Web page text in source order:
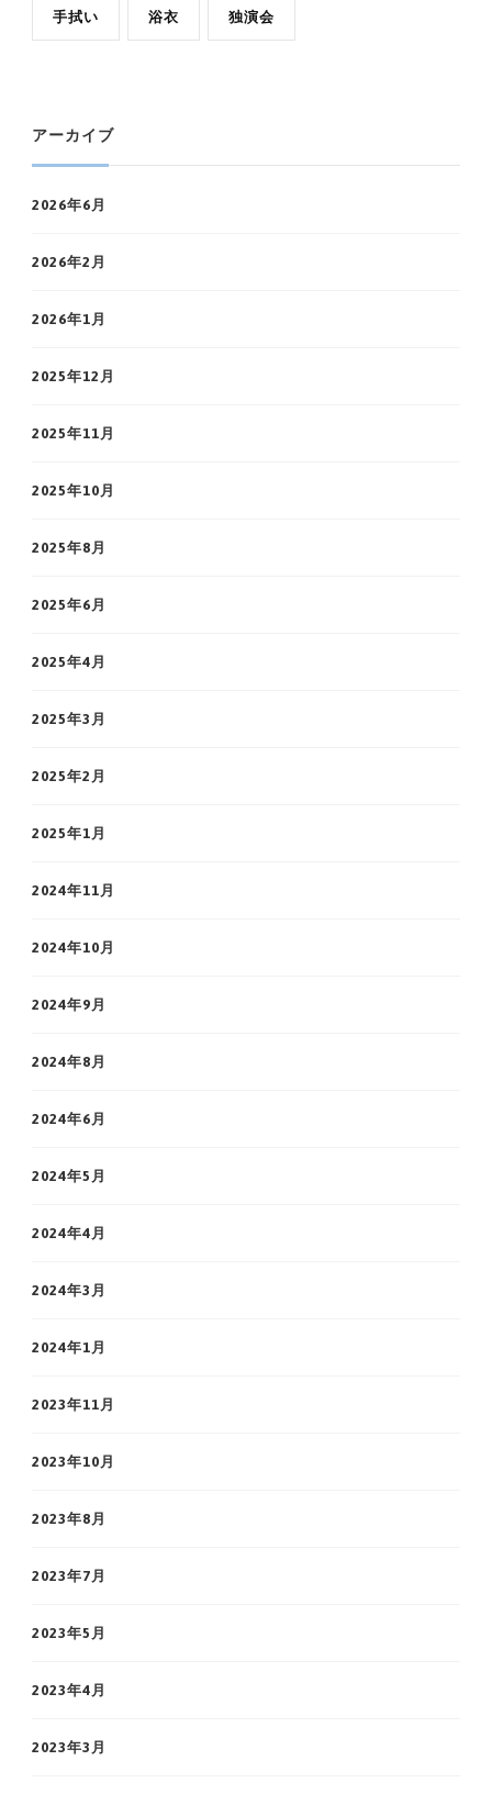
手拭い 浴衣 独演会
アーカイブ
2026年6月
2026年2月
2026年1月
2025年12月
2025年11月
2025年10月
2025年8月
2025年6月
2025年4月
2025年3月
2025年2月
2025年1月
2024年11月
2024年10月
2024年9月
2024年8月
2024年6月
2024年5月
2024年4月
2024年3月
2024年1月
2023年11月
2023年10月
2023年8月
2023年7月
2023年5月
2023年4月
2023年3月